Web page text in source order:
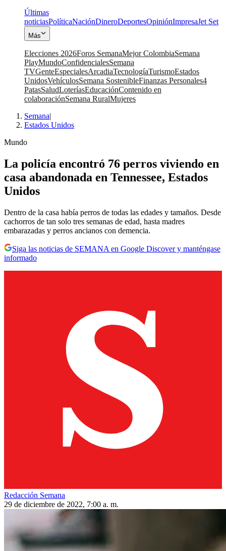
Últimas
noticiasPolíticaNaciónDineroDeportesOpiniónImpresaJet Set
Más
Elecciones 2026Foros SemanaMejor ColombiaSemana
PlayMundoConfidencialesSemana
TVGenteEspecialesArcadiaTecnologíaTurismoEstados
UnidosVehículosSemana SostenibleFinanzas Personales4
PatasSaludLoteríasEducaciónContenido en
colaboraciónSemana RuralMujeres
Semana|
Estados Unidos
Mundo
La policía encontró 76 perros viviendo en
casa abandonada en Tennessee, Estados
Unidos
Dentro de la casa había perros de todas las edades y tamaños. Desde
cachorros de tan solo tres semanas de edad, hasta madres
embarazadas y perros ancianos con demencia.
Siga las noticias de SEMANA en Google Discover y manténgase
informado
Redacción Semana
29 de diciembre de 2022, 7:00 a. m.